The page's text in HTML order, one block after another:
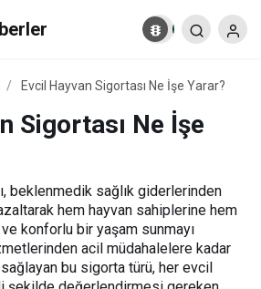
Evcil Hayvan Sigortası Ne İşe Yarar?
Sigortası Ne İşe
beklenmedik sağlık giderlerinden
hem hayvan sahiplerine hem
konforlu bir yaşam sunmayı
acil müdahalelere kadar
bu sigorta türü, her evcil
Sigortası Ne İşe Yarar?